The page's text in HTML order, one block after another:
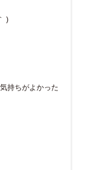
)
持ちがよかった